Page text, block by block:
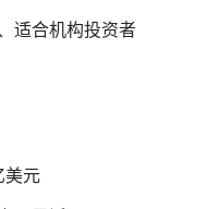
适合机构投资者
美元